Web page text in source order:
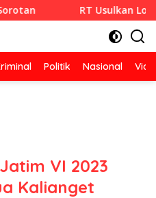
RT Usulkan Lomba
Politik Nasional
VI 2023
Kalianget